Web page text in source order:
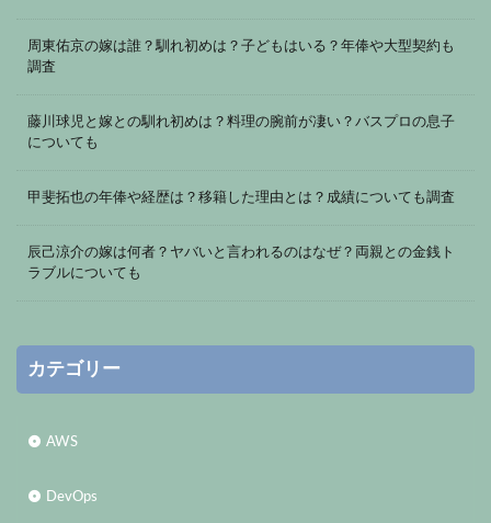
周東佑京の嫁は誰？馴れ初めは？子どもはいる？年俸や大型契約も
調査
藤川球児と嫁との馴れ初めは？料理の腕前が凄い？バスプロの息子
についても
甲斐拓也の年俸や経歴は？移籍した理由とは？成績についても調査
辰己涼介の嫁は何者？ヤバいと言われるのはなぜ？両親との金銭ト
ラブルについても
カテゴリー
AWS
DevOps